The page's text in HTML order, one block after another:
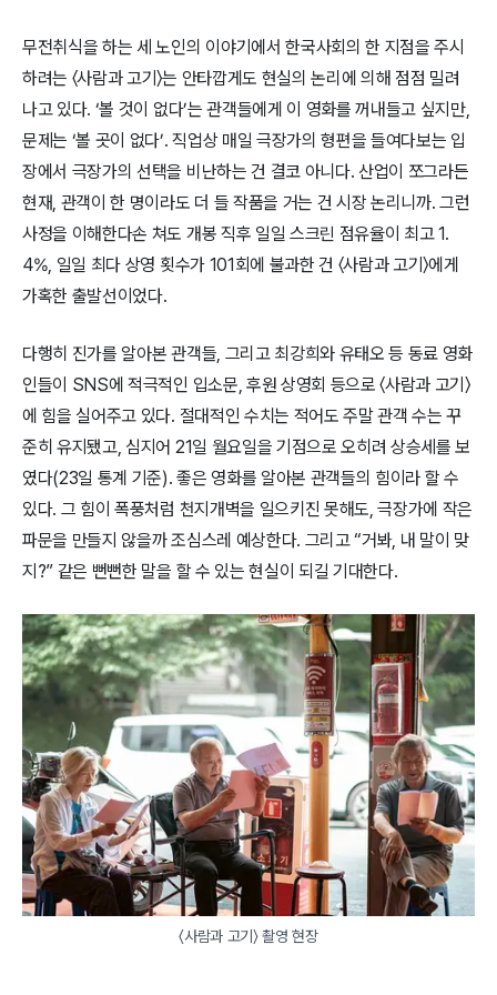
무전취식을 하는 세 노인의 이야기에서 한국사회의 한 지점을 주시
하려는 〈사람과 고기〉는 안타깝게도 현실의 논리에 의해 점점 밀려
나고 있다. ‘볼 것이 없다’는 관객들에게 이 영화를 꺼내들고 싶지만,
문제는 ‘볼 곳이 없다’. 직업상 매일 극장가의 형편을 들여다보는 입
장에서 극장가의 선택을 비난하는 건 결코 아니다. 산업이 쪼그라든
현재, 관객이 한 명이라도 더 들 작품을 거는 건 시장 논리니까. 그런
사정을 이해한다손 쳐도 개봉 직후 일일 스크린 점유율이 최고 1.
4%, 일일 최다 상영 횟수가 101회에 불과한 건 〈사람과 고기〉에게
가혹한 출발선이었다.
다행히 진가를 알아본 관객들, 그리고 최강희와 유태오 등 동료 영화
인들이 SNS에 적극적인 입소문, 후원 상영회 등으로 〈사람과 고기〉
에 힘을 실어주고 있다. 절대적인 수치는 적어도 주말 관객 수는 꾸
준히 유지됐고, 심지어 21일 월요일을 기점으로 오히려 상승세를 보
였다(23일 통계 기준). 좋은 영화를 알아본 관객들의 힘이라 할 수
있다. 그 힘이 폭풍처럼 천지개벽을 일으키진 못해도, 극장가에 작은
파문을 만들지 않을까 조심스레 예상한다. 그리고 “거봐, 내 말이 맞
지?” 같은 뻔뻔한 말을 할 수 있는 현실이 되길 기대한다.
〈사람과 고기〉 촬영 현장